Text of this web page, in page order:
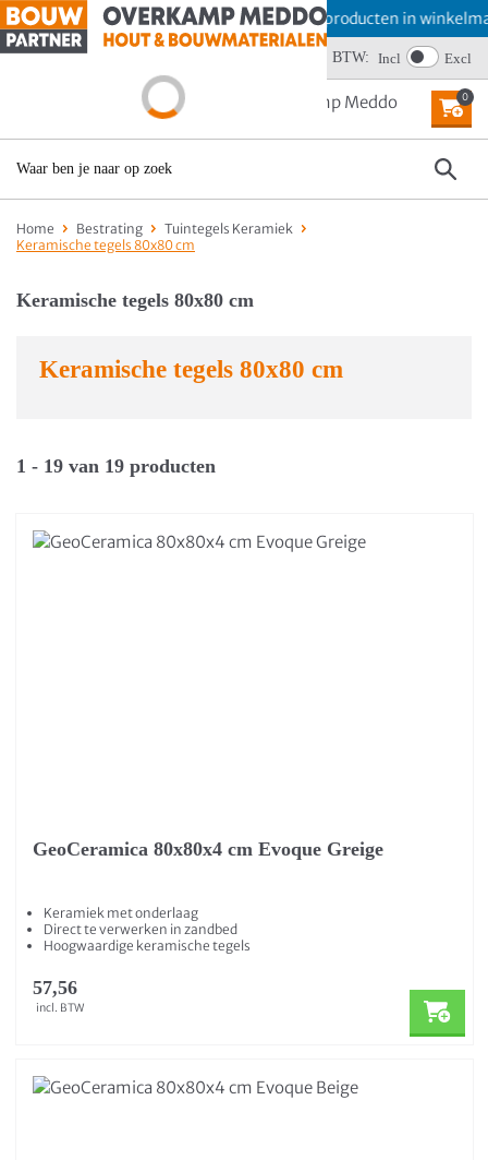
Offerte aanvragen? Plaats producten in winkelmand
Wij scoren een 4,6 BTW: Incl Excl
0
Home Bestrating
Tuintegels Keramiek
Keramische tegels 80x80 cm
Keramische tegels 80x80 cm
Keramische tegels 80x80 cm
1 - 19 van 19 producten
GeoCeramica 80x80x4 cm Evoque Greige
Keramiek met onderlaag
Direct te verwerken in zandbed
Hoogwaardige keramische tegels
57,56
incl. BTW